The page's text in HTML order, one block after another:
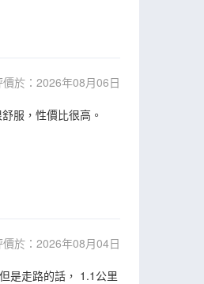
價於：2026年08月06日
服，性價比很高。
價於：2026年08月04日
是走路的話， 1.1公里